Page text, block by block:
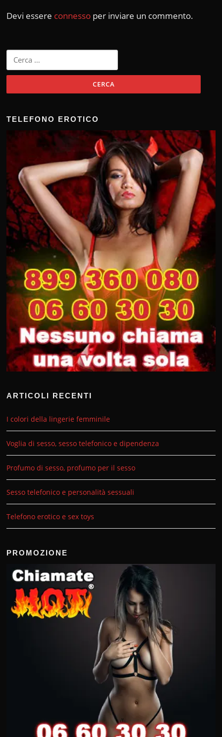
Devi essere connesso per inviare un commento.
Ricerca
per:
TELEFONO EROTICO
ARTICOLI RECENTI
I colori della lingerie femminile
Voglia di sesso, sesso telefonico e dipendenza
Profumo di sesso, profumo per il sesso
Sesso telefonico e personalità sessuali
Telefono erotico e sex toys
PROMOZIONE